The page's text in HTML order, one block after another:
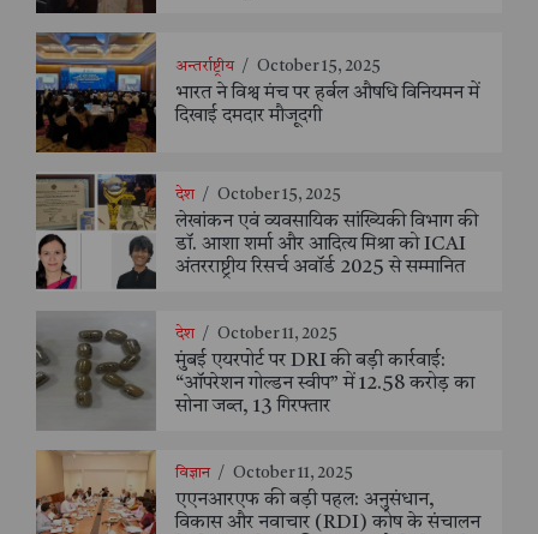
अन्तर्राष्ट्रीय / October 15, 2025
भारत ने विश्व मंच पर हर्बल औषधि विनियमन में
दिखाई दमदार मौजूदगी
देश / October 15, 2025
लेखांकन एवं व्यवसायिक सांख्यिकी विभाग की
डॉ. आशा शर्मा और आदित्य मिश्रा को ICAI
अंतरराष्ट्रीय रिसर्च अवॉर्ड 2025 से सम्मानित
देश / October 11, 2025
मुंबई एयरपोर्ट पर DRI की बड़ी कार्रवाई:
“ऑपरेशन गोल्डन स्वीप” में 12.58 करोड़ का
सोना जब्त, 13 गिरफ्तार
विज्ञान / October 11, 2025
एएनआरएफ की बड़ी पहल: अनुसंधान,
विकास और नवाचार (RDI) कोष के संचालन